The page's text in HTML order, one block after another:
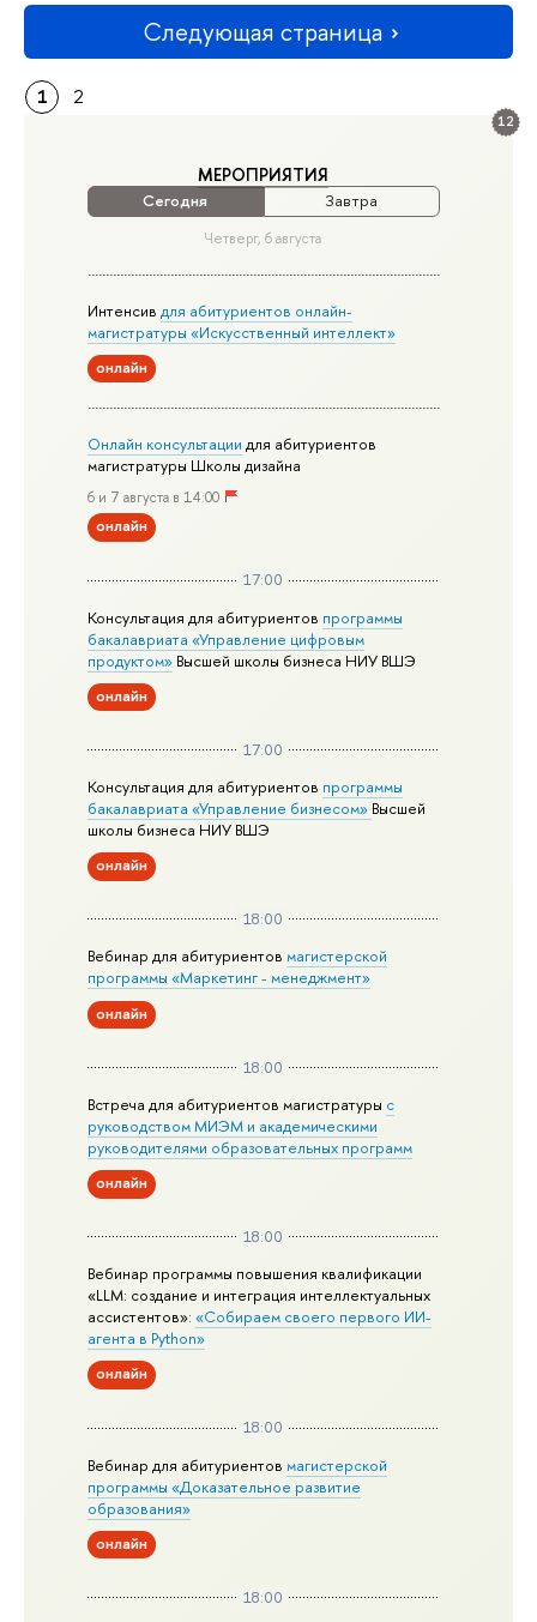
12
МЕРОПРИЯТИЯ
Сегодня Завтра
Четверг, 6 августа
Интенсивдля абитуриентов онлайн-
магистратуры «Искусственный интеллект»
онлайн
Онлайн консультации для абитуриентов
магистратуры Школы дизайна
6 и 7 августа в 14:00
онлайн
17:00
Консультация для абитуриентов программы
бакалавриата «Управление цифровым
продуктом» Высшей школы бизнеса НИУ ВШЭ
онлайн
17:00
Консультация для абитуриентов программы
бакалавриата «Управление бизнесом» Высшей
школы бизнеса НИУ ВШЭ
онлайн
18:00
Вебинар для абитуриентовмагистерской
программы «Маркетинг - менеджмент»
онлайн
18:00
Встреча для абитуриентов магистратуры с
руководством МИЭМ и академическими
руководителями образовательных программ
онлайн
18:00
Вебинар программы повышения квалификации
«LLM: создание и интеграция интеллектуальных
ассистентов»:«Собираем своего первого ИИ-
агента в Python»
онлайн
18:00
Вебинар для абитуриентовмагистерской
программы «Доказательное развитие
образования»
онлайн
18:00
Следующая страница
1 2